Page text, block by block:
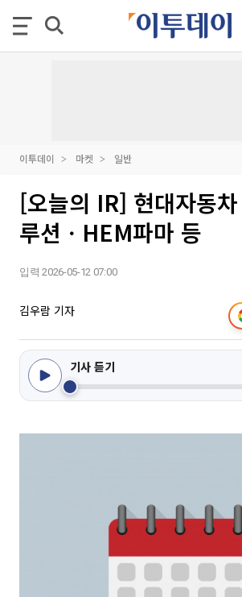
이투데이 마켓 일반
[오늘의 IR] 현대자동
루션ㆍHEM파마 등
입력 2026-05-12 07:00
김우람 기자
기사 듣기